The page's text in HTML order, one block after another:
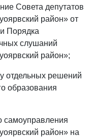
Совета депутатов
район» от
Порядка
слушаний
район»;
отдельных решений
образования
самоуправления
район» на